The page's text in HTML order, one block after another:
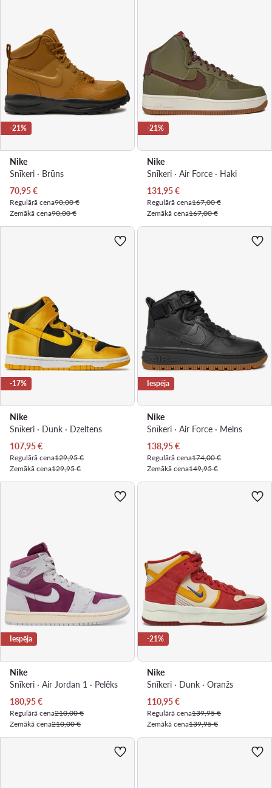
-21%
Nike
Snīkeri · Brūns
Pašreizējā cena
70,95€
Regulārā cena90,00 €
Zemākā cena90,00 €
-21%
Nike
Snīkeri · Air Force · Haki
Pašreizējā cena
131,95€
Regulārā cena167,00 €
Zemākā cena167,00 €
-17%
Nike
Snīkeri · Dunk · Dzeltens
Pašreizējā cena
107,95€
Regulārā cena129,95 €
Zemākā cena129,95 €
Iespēja
Nike
Snīkeri · Air Force · Melns
Pašreizējā cena
138,95€
Regulārā cena174,00 €
Zemākā cena149,95 €
Iespēja
Nike
Snīkeri · Air Jordan 1 · Pelēks
Pašreizējā cena
180,95€
Regulārā cena210,00 €
Zemākā cena210,00 €
-21%
Nike
Snīkeri · Dunk · Oranžs
Pašreizējā cena
110,95€
Regulārā cena139,95 €
Zemākā cena139,95 €